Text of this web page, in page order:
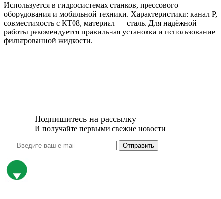
Используется в гидросистемах станков, прессового
оборудования и мобильной техники. Характеристики: канал Р,
совместимость с КТ08, материал — сталь. Для надёжной
работы рекомендуется правильная установка и использование
фильтрованной жидкости.
Подпишитесь на рассылку
И получайте первыми свежие новости
Отправить